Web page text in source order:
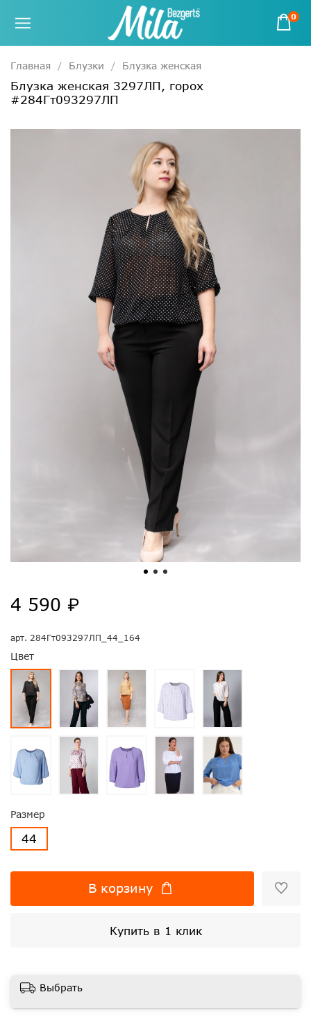
0
Главная Блузки Блузка женская
Блузка женская 3297ЛП, горох
#284Гт093297ЛП
арт. 284Гт093297ЛП_44_164
Цвет
Размер
44
4 590 ₽
В корзину
Купить в 1 клик
Выбрать